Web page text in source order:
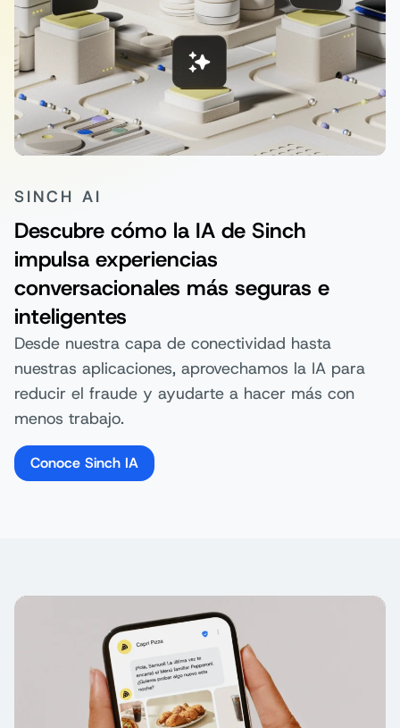
SINCH AI
Descubre cómo la IA de Sinch
impulsa experiencias
conversacionales más seguras e
inteligentes
Desde nuestra capa de conectividad hasta
nuestras aplicaciones, aprovechamos la IA para
reducir el fraude y ayudarte a hacer más con
menos trabajo.
Conoce Sinch IA